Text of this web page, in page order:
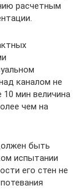
расчетным
каналом не
10 мин величина
чем на
быть
испытании
его стен не